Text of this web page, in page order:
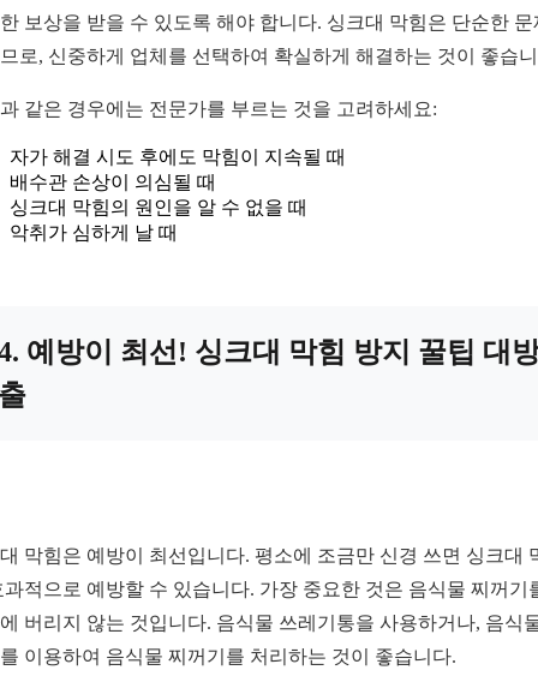
보상을 받을 수 있도록 해야 합니다. 싱크대 막힘은 단순한 문
로, 신중하게 업체를 선택하여 확실하게 해결하는 것이 좋습
같은 경우에는 전문가를 부르는 것을 고려하세요:
자가 해결 시도 후에도 막힘이 지속될 때
배수관 손상이 의심될 때
싱크대 막힘의 원인을 알 수 없을 때
악취가 심하게 날 때
예방이 최선! 싱크대 막힘 방지 꿀팁 대
막힘은 예방이 최선입니다. 평소에 조금만 신경 쓰면 싱크대
과적으로 예방할 수 있습니다. 가장 중요한 것은 음식물 찌꺼기
버리지 않는 것입니다. 음식물 쓰레기통을 사용하거나, 음식
이용하여 음식물 찌꺼기를 처리하는 것이 좋습니다.